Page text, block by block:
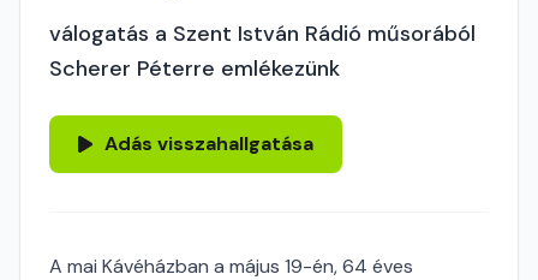
válogatás a Szent István Rádió műsorából
Scherer Péterre emlékezünk
Adás visszahallgatása
A mai Kávéházban a május 19-én, 64 éves